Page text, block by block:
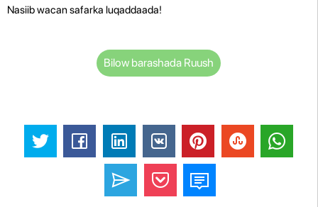
Nasiib wacan safarka luqaddaada!
Bilow barashada Ruush